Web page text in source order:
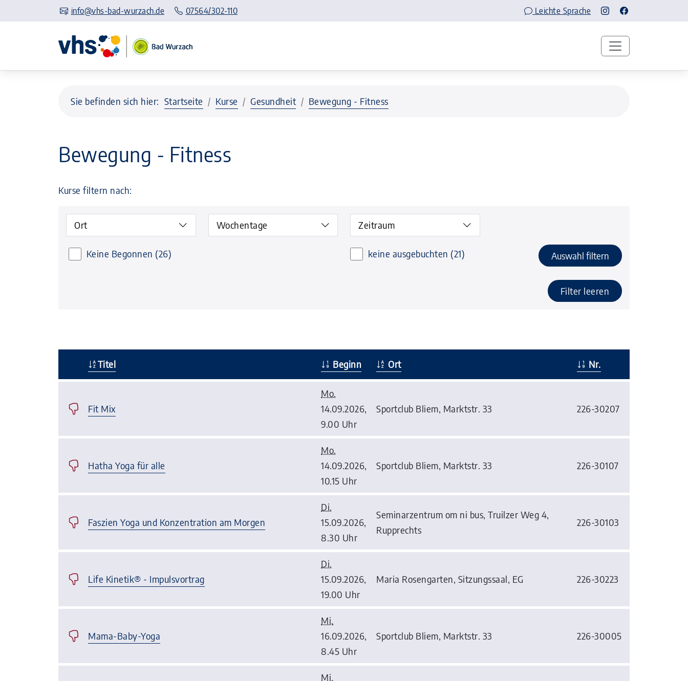
info@vhs-bad-wurzach.de 07564/302-110 Leichte Sprache
Sie befinden sich hier: Startseite Kurse Gesundheit Bewegung - Fitness
Bewegung - Fitness
Kurse filtern nach:
Ort Wochentage Zeitraum
Keine Begonnen (26) keine ausgebuchten (21) Auswahl filtern
Filter leeren
Titel Beginn Ort Nr.
Fit Mix
Mo.
14.09.2026,
9.00 Uhr
Sportclub Bliem, Marktstr. 33 226-30207
Hatha Yoga für alle
Mo.
14.09.2026,
10.15 Uhr
Sportclub Bliem, Marktstr. 33 226-30107
Faszien Yoga und Konzentration am Morgen
Di.
15.09.2026,
8.30 Uhr
Seminarzentrum om ni bus, Truilzer Weg 4,
Rupprechts
226-30103
Life Kinetik® - Impulsvortrag
Di.
15.09.2026,
19.00 Uhr
Maria Rosengarten, Sitzungssaal, EG 226-30223
Mama-Baby-Yoga
Mi.
16.09.2026,
8.45 Uhr
Sportclub Bliem, Marktstr. 33 226-30005
Mi.